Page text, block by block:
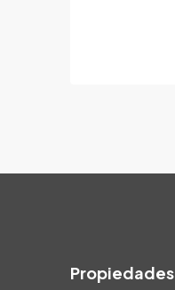
Propiedades